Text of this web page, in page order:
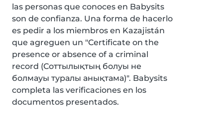
las personas que conoces en Babysits
son de confianza. Una forma de hacerlo
es pedir a los miembros en Kazajistán
que agreguen un "Certificate on the
presence or absence of a criminal
record (Соттылықтың болуы не
болмауы туралы анықтама)". Babysits
completa las verificaciones en los
documentos presentados.